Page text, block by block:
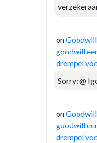
on
goodwill
drempel
Sorry: @
on
goodwill
drempel